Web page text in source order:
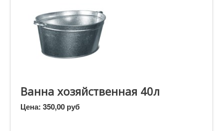
Ванна хозяйственная 40л
Цена: 350,00 руб